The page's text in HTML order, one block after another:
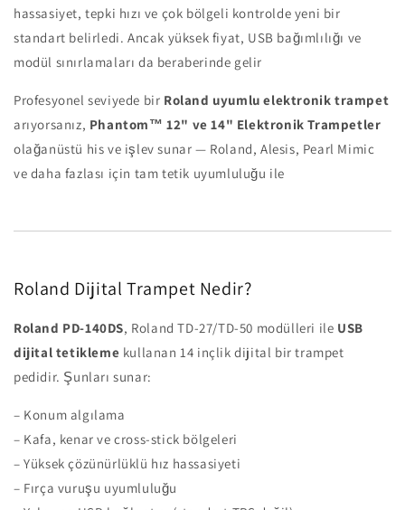
hassasiyet, tepki hızı ve çok bölgeli kontrolde yeni bir
standart belirledi. Ancak yüksek fiyat, USB bağımlılığı ve
modül sınırlamaları da beraberinde gelir
Profesyonel seviyede bir Roland uyumlu elektronik trampet
arıyorsanız, Phantom™ 12" ve 14" Elektronik Trampetler
olağanüstü his ve işlev sunar — Roland, Alesis, Pearl Mimic
ve daha fazlası için tam tetik uyumluluğu ile
Roland Dijital Trampet Nedir?
Roland PD-140DS, Roland TD-27/TD-50 modülleri ile USB
dijital tetikleme kullanan 14 inçlik dijital bir trampet
pedidir. Şunları sunar:
– Konum algılama
– Kafa, kenar ve cross-stick bölgeleri
– Yüksek çözünürlüklü hız hassasiyeti
– Fırça vuruşu uyumluluğu